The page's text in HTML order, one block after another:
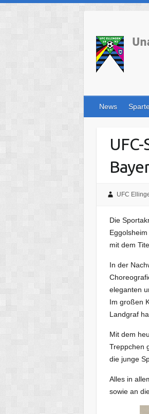
content
News
UFC
Die
mit dem
In der
eleganten
Im großen
Landgraf
Mit dem
Treppchen
die junge
Alles in
sowie an